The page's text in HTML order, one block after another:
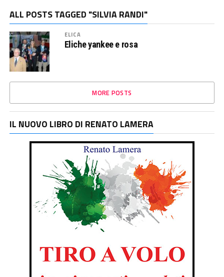
ALL POSTS TAGGED "SILVIA RANDI"
ELICA
Eliche yankee e rosa
MORE POSTS
IL NUOVO LIBRO DI RENATO LAMERA